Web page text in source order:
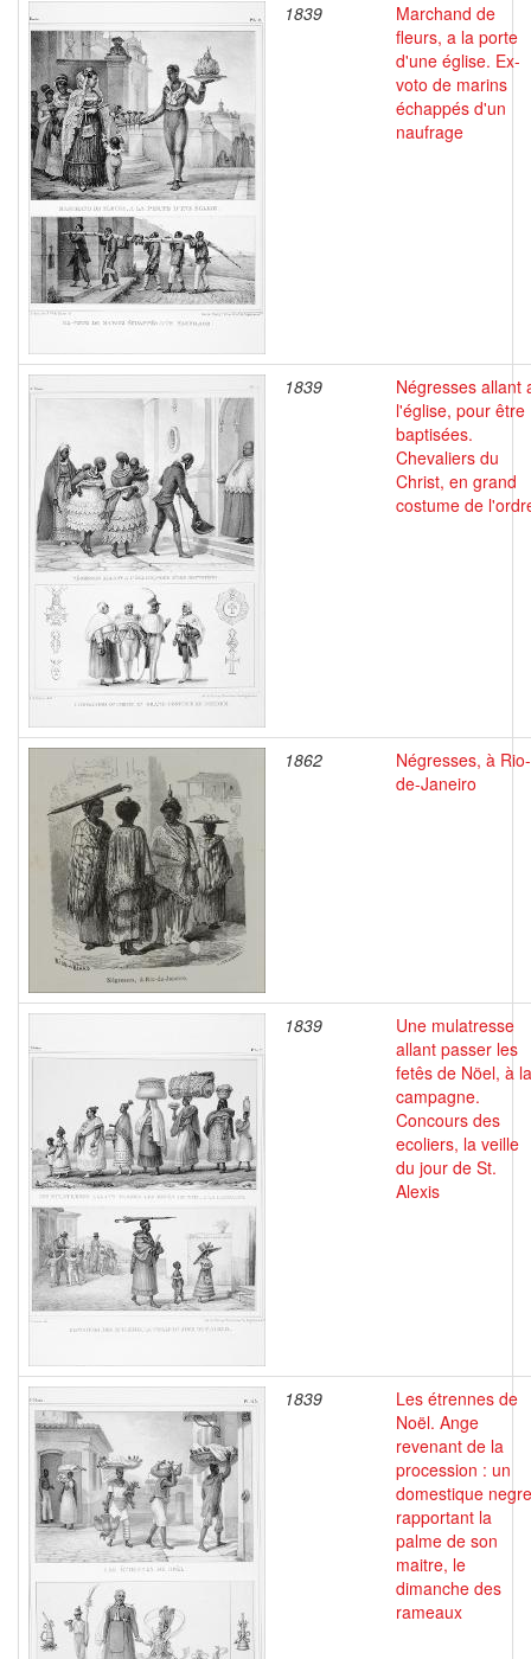
1839
Marchand de
fleurs, a la porte
d'une église. Ex-
voto de marins
échappés d'un
naufrage
1839
Négresses allant
l'église, pour être
baptisées.
Chevaliers du
Christ, en grand
costume de
1862
Négresses, à Rio-
de-Janeiro
1839
Une mulatresse
allant passer les
fetês de Nöel, à la
campagne.
Concours des
ecoliers, la veille
du jour de St.
Alexis
1839
Les étrennes de
Noël. Ange
revenant de la
procession : un
domestique negre
rapportant la
palme de son
maitre, le
dimanche des
rameaux